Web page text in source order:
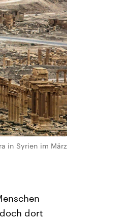
in Syrien im März
dort